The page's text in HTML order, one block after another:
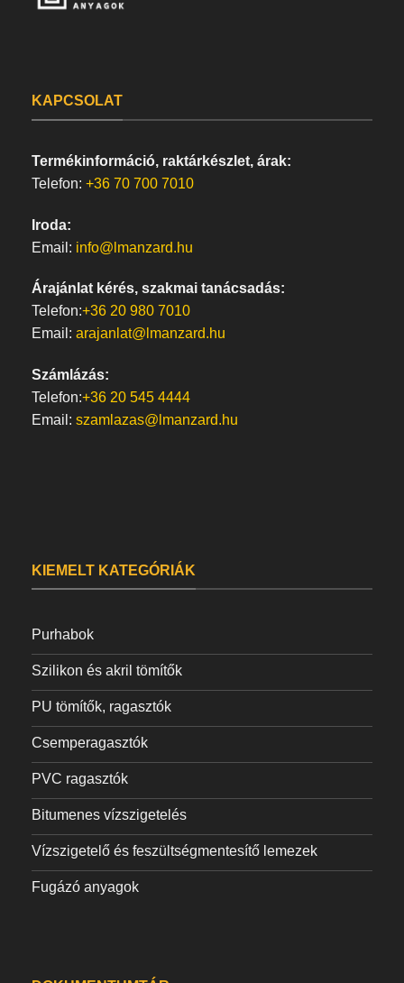
KAPCSOLAT
Termékinformáció, raktárkészlet, árak:
Telefon: +36 70 700 7010
Iroda:
Email: info@lmanzard.hu
Árajánlat kérés, szakmai tanácsadás:
Telefon:+36 20 980 7010
Email: arajanlat@lmanzard.hu
Számlázás:
Telefon:+36 20 545 4444
Email: szamlazas@lmanzard.hu
KIEMELT KATEGÓRIÁK
Purhabok
Szilikon és akril tömítők
PU tömítők, ragasztók
Csemperagasztók
PVC ragasztók
Bitumenes vízszigetelés
Vízszigetelő és feszültségmentesítő lemezek
Fugázó anyagok